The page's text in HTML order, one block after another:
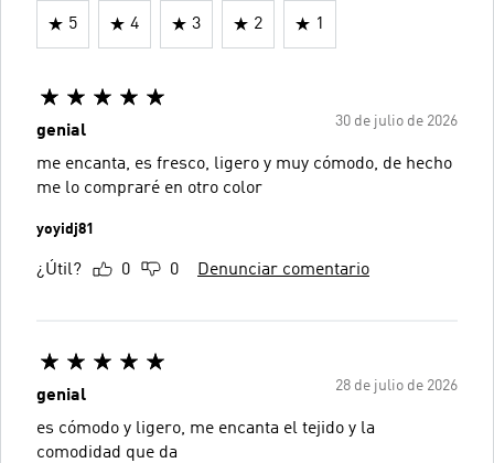
5 4 3 2 1
30 de julio de 2026
genial
me encanta, es fresco, ligero y muy cómodo, de hecho
me lo compraré en otro color
yoyidj81
¿Útil? 0 0 Denunciar comentario
28 de julio de 2026
genial
es cómodo y ligero, me encanta el tejido y la
comodidad que da